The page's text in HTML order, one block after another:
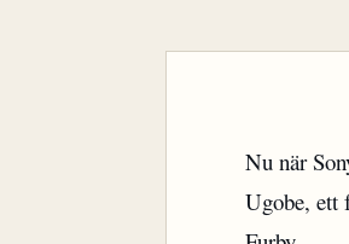
Nu när
Ugobe, ett